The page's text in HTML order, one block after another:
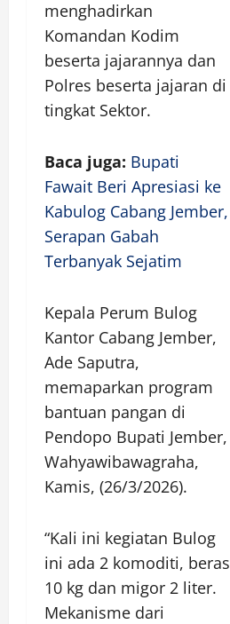
menghadirkan
Komandan Kodim
beserta jajarannya dan
Polres beserta jajaran di
tingkat Sektor.
Baca juga: Bupati
Fawait Beri Apresiasi ke
Kabulog Cabang Jember,
Serapan Gabah
Terbanyak Sejatim
Kepala Perum Bulog
Kantor Cabang Jember,
Ade Saputra,
memaparkan program
bantuan pangan di
Pendopo Bupati Jember,
Wahyawibawagraha,
Kamis, (26/3/2026).
“Kali ini kegiatan Bulog
ini ada 2 komoditi, beras
10 kg dan migor 2 liter.
Mekanisme dari